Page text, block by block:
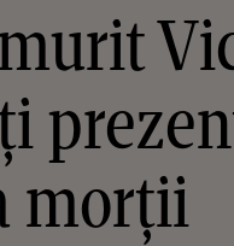
morții